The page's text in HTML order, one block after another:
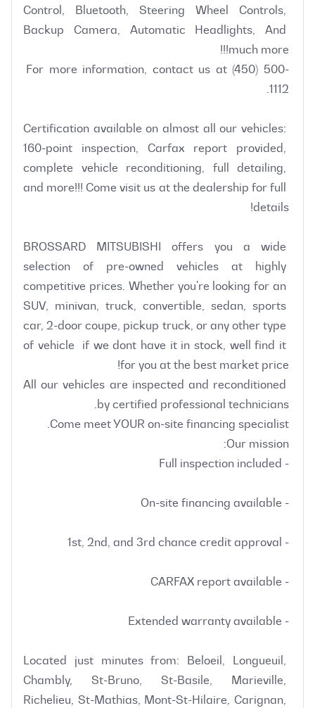
Control, Bluetooth, Steering Wheel Controls,
Backup Camera, Automatic Headlights, And
For more information, contact us at (450) 500-
Certification available on almost all our vehicles:
160-point inspection, Carfax report provided,
complete vehicle reconditioning, full detailing,
and more!!! Come visit us at the dealership for full
BROSSARD MITSUBISHI offers you a wide
selection of pre-owned vehicles at highly
competitive prices. Whether you're looking for an
SUV, minivan, truck, convertible, sedan, sports
car, 2-door coupe, pickup truck, or any other type
of vehicle  if we dont have it in stock, well find it
All our vehicles are inspected and reconditioned
Located just minutes from: Beloeil, Longueuil,
Chambly, St-Bruno, St-Basile, Marieville,
Richelieu, St-Mathias, Mont-St-Hilaire, Carignan,